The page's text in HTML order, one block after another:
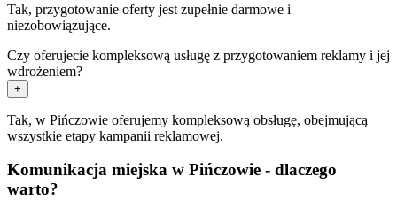
Tak, przygotowanie oferty jest zupełnie darmowe i
niezobowiązujące.
Czy oferujecie kompleksową usługę z przygotowaniem reklamy i jej
wdrożeniem?
+
Tak, w Pińczowie oferujemy kompleksową obsługę, obejmującą
wszystkie etapy kampanii reklamowej.
Komunikacja miejska w Pińczowie - dlaczego
warto?